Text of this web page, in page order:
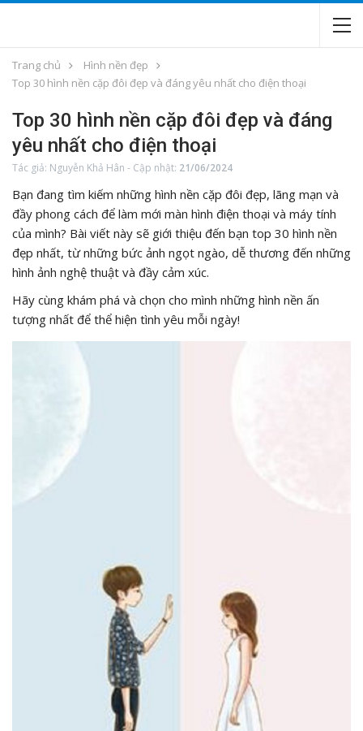
Trang chủ
Hình nền đẹp
Top 30 hình nền cặp đôi đẹp và đáng yêu nhất cho điện thoại
Top 30 hình nền cặp đôi đẹp và đáng
yêu nhất cho điện thoại
Tác giả: Nguyễn Khả Hân - Cập nhật: 21/06/2024
Bạn đang tìm kiếm những hình nền cặp đôi đẹp, lãng mạn và
đầy phong cách để làm mới màn hình điện thoại và máy tính
của mình? Bài viết này sẽ giới thiệu đến bạn top 30 hình nền
đẹp nhất, từ những bức ảnh ngọt ngào, dễ thương đến những
hình ảnh nghệ thuật và đầy cảm xúc.
Hãy cùng khám phá và chọn cho mình những hình nền ấn
tượng nhất để thể hiện tình yêu mỗi ngày!